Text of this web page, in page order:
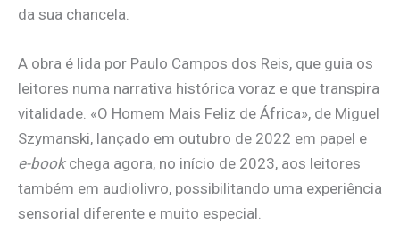
da sua chancela.
A obra é lida por Paulo Campos dos Reis, que guia os
leitores numa narrativa histórica voraz e que transpira
vitalidade. «O Homem Mais Feliz de África», de Miguel
Szymanski, lançado em outubro de 2022 em papel e
e-bookchega agora, no início de 2023, aos leitores
também em audiolivro, possibilitando uma experiência
sensorial diferente e muito especial.